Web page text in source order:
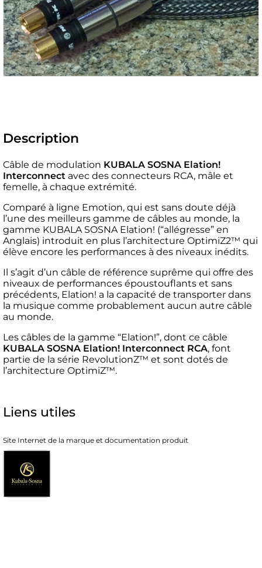
Description
Câble de modulation KUBALA SOSNA Elation!
Interconnect avec des connecteurs RCA, mâle et
femelle, à chaque extrémité.
Comparé à ligne Emotion, qui est sans doute déjà
l’une des meilleurs gamme de câbles au monde, la
gamme KUBALA SOSNA Elation! (“allégresse” en
Anglais) introduit en plus l’architecture OptimiZ2™ qui
élève encore les performances à des niveaux inédits.
Il s’agit d’un câble de référence suprême qui offre des
niveaux de performances époustouflants et sans
précédents, Elation! a la capacité de transporter dans
la musique comme probablement aucun autre câble
au monde.
Les câbles de la gamme “Elation!”, dont ce câble
KUBALA SOSNA Elation! Interconnect RCA, font
partie de la série RevolutionZ™ et sont dotés de
l’architecture OptimiZ™.
Liens utiles
Site Internet de la marque et documentation produit